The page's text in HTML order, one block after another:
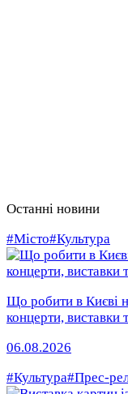
Останні новини
#Місто#Культура
Що робити в Києві
концерти, виставки
06.08.2026
#Культура#Прес-